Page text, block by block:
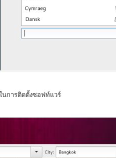
นการติดตั้งซอฟท์แวร์